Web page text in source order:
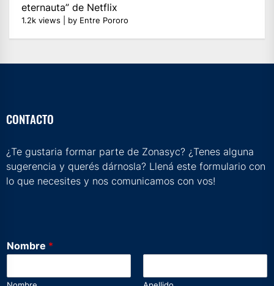
eternauta” de Netflix
1.2k views by Entre Pororo
CONTACTO
¿Te gustaria formar parte de Zonasyc? ¿Tenes alguna
sugerencia y querés dárnosla? Llená este formulario con
lo que necesites y nos comunicamos con vos!
Nombre *